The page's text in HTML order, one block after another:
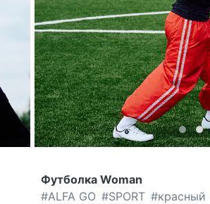
Футболка Woman
#ALFA GO #SPORT #красный